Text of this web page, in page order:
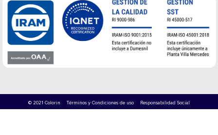
© 2021 Colorin Términos y Condiciones de uso Responsabilidad Social